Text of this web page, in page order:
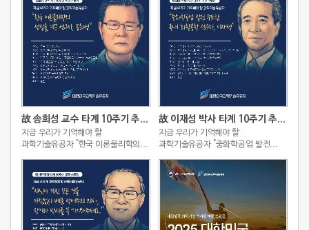
故 송희성 교수 타계 10주기 추모 스토리
지금 우리가 기억해야 할
과학기술유공자 "한국 이론물리학의
故 이재성 박사 타계 10주기 추모 스토리
지금 우리가 기억해야 할
과학기술유공자 "중화학공업 발전